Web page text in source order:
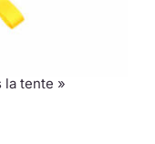
la tente »